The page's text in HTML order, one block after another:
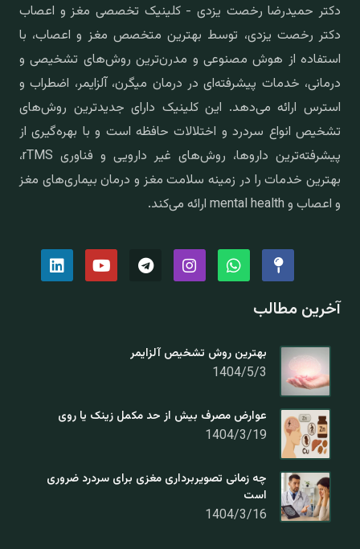
دکتر حمیدرضا رخصت یزدی - کلینیک تخصصی مغز و اعصاب
دکتر رخصت یزدی، توسط بهترین متخصص مغز و اعصاب، با
استفاده از هوش مصنوعی و مدرن‌ترین روش‌های تشخیصی و
درمانی، خدمات پیشرفته‌ای در درمان میگرن، آلزایمر، اضطراب و
استرس ارائه می‌دهد. این کلینیک دارای جدیدترین روش‌های
تشخیص انواع سردرد و اختلالات حافظه است و با بهره‌گیری از
پیشرفته‌ترین داروها، روش‌های غیر دارویی و فناوری rTMS،
بهترین خدمات را در زمینه سلامت مغز و درمان بیماری‌های مغز
و اعصاب و mental health ارائه می‌کند.
آخرین مطالب
بهترین روش تشخیص آلزایمر
1404/5/3
عوارض مصرف بیش از حد مکمل زینک یا روی
1404/3/19
چه زمانی تصویربرداری مغزی برای سردرد ضروری
است
1404/3/16